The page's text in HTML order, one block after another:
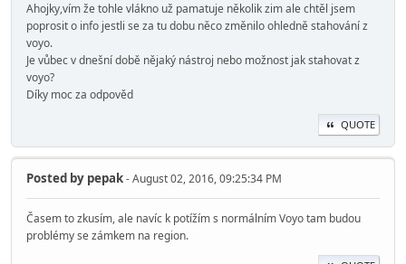
Ahojky,vím že tohle vlákno už pamatuje několik zim ale chtěl jsem
poprosit o info jestli se za tu dobu něco změnilo ohledně stahování z
voyo.
Je vůbec v dnešní době nějaký nástroj nebo možnost jak stahovat z
voyo?
Díky moc za odpověd
QUOTE
Posted by pepak- August 02, 2016, 09:25:34 PM
Časem to zkusím, ale navíc k potížím s normálním Voyo tam budou
problémy se zámkem na region.